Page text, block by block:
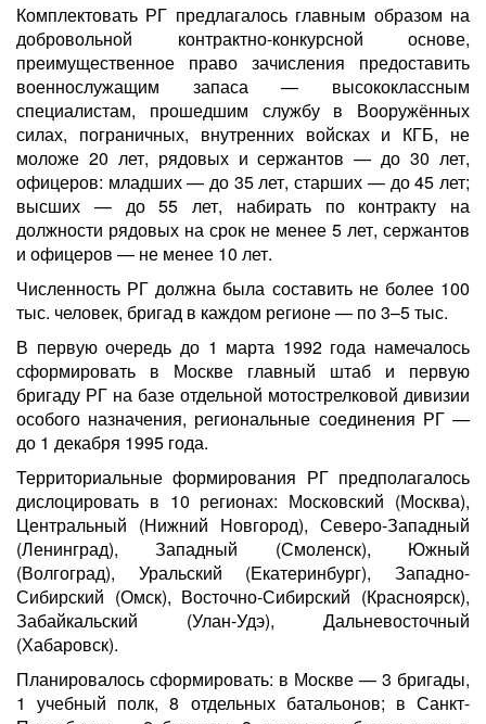
Комплектовать РГ предлагалось главным образом на
добровольной контрактно-конкурсной основе,
преимущественное право зачисления предоставить
военнослужащим запаса — высококлассным
специалистам, прошедшим службу в Вооружённых
силах, пограничных, внутренних войсках и КГБ, не
моложе 20 лет, рядовых и сержантов — до 30 лет,
офицеров: младших — до 35 лет, старших — до 45 лет;
высших — до 55 лет, набирать по контракту на
должности рядовых на срок не менее 5 лет, сержантов
и офицеров — не менее 10 лет.
Численность РГ должна была составить не более 100
тыс. человек, бригад в каждом регионе — по 3–5 тыс.
В первую очередь до 1 марта 1992 года намечалось
сформировать в Москве главный штаб и первую
бригаду РГ на базе отдельной мотострелковой дивизии
особого назначения, региональные соединения РГ —
до 1 декабря 1995 года.
Территориальные формирования РГ предполагалось
дислоцировать в 10 регионах: Московский (Москва),
Центральный (Нижний Новгород), Северо-Западный
(Ленинград), Западный (Смоленск), Южный
(Волгоград), Уральский (Екатеринбург), Западно-
Сибирский (Омск), Восточно-Сибирский (Красноярск),
Забайкальский (Улан-Удэ), Дальневосточный
(Хабаровск).
Планировалось сформировать: в Москве — 3 бригады,
1 учебный полк, 8 отдельных батальонов; в Санкт-